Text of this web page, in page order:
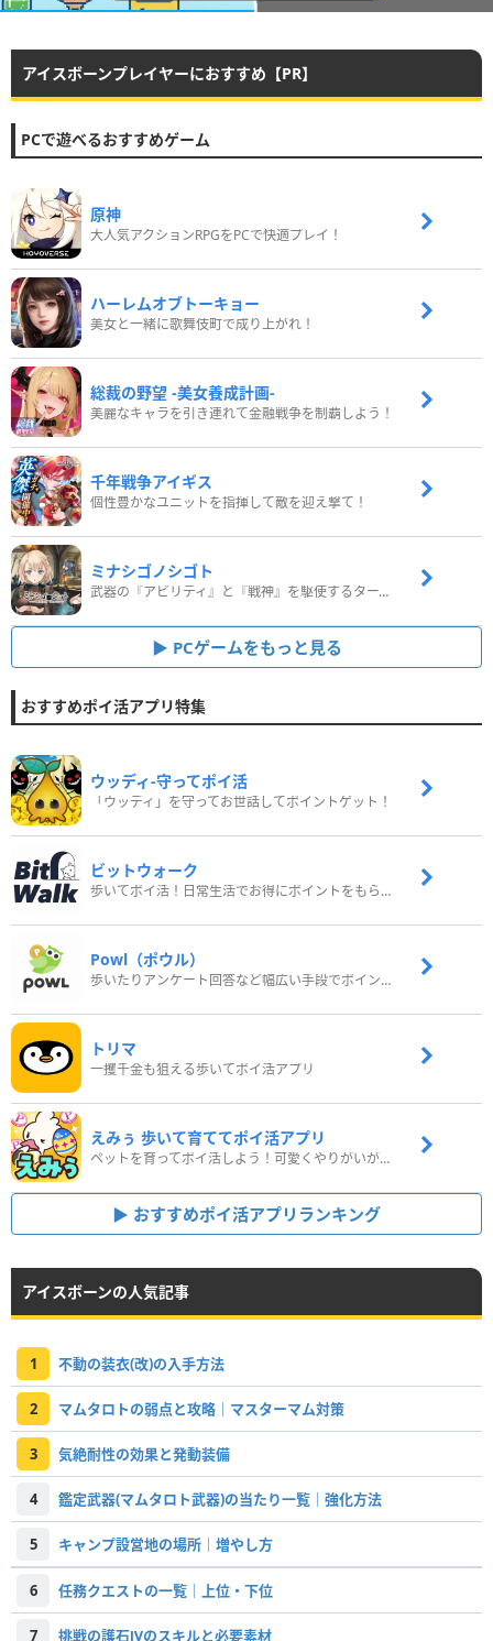
アイスボーンプレイヤーにおすすめ【PR】
PCで遊べるおすすめゲーム
原神
大人気アクションRPGをPCで快適プレイ！
ハーレムオブトーキョー
美女と一緒に歌舞伎町で成り上がれ！
総裁の野望 -美女養成計画-
美麗なキャラを引き連れて金融戦争を制覇しよう！
千年戦争アイギス
個性豊かなユニットを指揮して敵を迎え撃て！
ミナシゴノシゴト
武器の『アビリティ』と『戦神』を駆使するターン制コマンドバトルRPG！
PCゲームをもっと見る
おすすめポイ活アプリ特集
ウッディ‐守ってポイ活
「ウッディ」を守ってお世話してポイントゲット！
ビットウォーク
歩いてポイ活！日常生活でお得にポイントをもらおう
Powl（ポウル）
歩いたりアンケート回答など幅広い手段でポイントをゲット
トリマ
一攫千金も狙える歩いてポイ活アプリ
えみぅ 歩いて育ててポイ活アプリ
ペットを育ってポイ活しよう！可愛くやりがいがある新感覚アプリ
おすすめポイ活アプリランキング
アイスボーンの人気記事
1 不動の装衣(改)の入手方法
2 マムタロトの弱点と攻略｜マスターマム対策
3 気絶耐性の効果と発動装備
4 鑑定武器(マムタロト武器)の当たり一覧｜強化方法
5 キャンプ設営地の場所｜増やし方
6 任務クエストの一覧｜上位・下位
7 挑戦の護石Ⅳのスキルと必要素材